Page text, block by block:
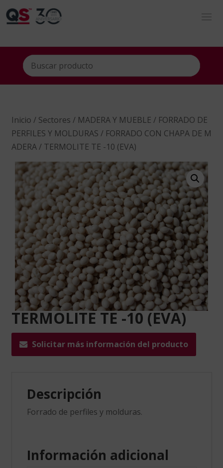
Inicio / Sectores / MADERA Y MUEBLE / FORRADO DE
PERFILES Y MOLDURAS / FORRADO CON CHAPA DE M
ADERA/ TERMOLITE TE -10 (EVA)
TERMOLITE TE -10 (EVA)
Solicitar más información del producto
Descripción
Forrado de perfiles y molduras.
Información adicional